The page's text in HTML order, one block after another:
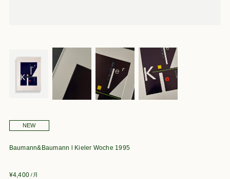
NEW
Baumann&Baumann l Kieler Woche 1995
¥4,400 /月